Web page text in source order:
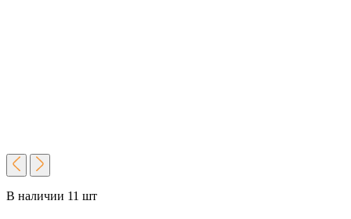
В наличии 11 шт